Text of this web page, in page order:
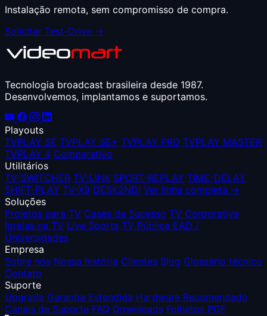
Instalação remota, sem compromisso de compra.
Solicitar Test-Drive →
Tecnologia broadcast brasileira desde 1987.
Desenvolvemos, implantamos e suportamos.
Playouts
TVPLAY SE TVPLAY SE+ TVPLAY PRO TVPLAY MASTER
TVPLAY 4 Comparativo
Utilitários
TV-SWITCHER TV-LINK SPORT-REPLAY TIME-DELAY
SHIFT-PLAY TV-X9 DESK2NDI Ver linha completa →
Soluções
Projetos para TV Cases de Sucesso TV Corporativa
Igrejas na TV Live Sports TV Pública EAD /
Universidades
Empresa
Sobre nós Nossa história Clientes Blog Glossário técnico
Contato
Suporte
Upgrade Garantia Estendida Hardware Recomendado
Canais de Suporte FAQ Downloads Folhetos PDF